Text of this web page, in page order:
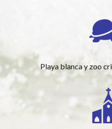
Playa blanca y zoo